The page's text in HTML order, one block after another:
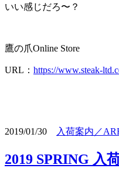
いい感じだろ〜？
鷹の爪Online Store
URL： https://www.steak-
2019/01/30 入荷案内／
2019 SPRING 入